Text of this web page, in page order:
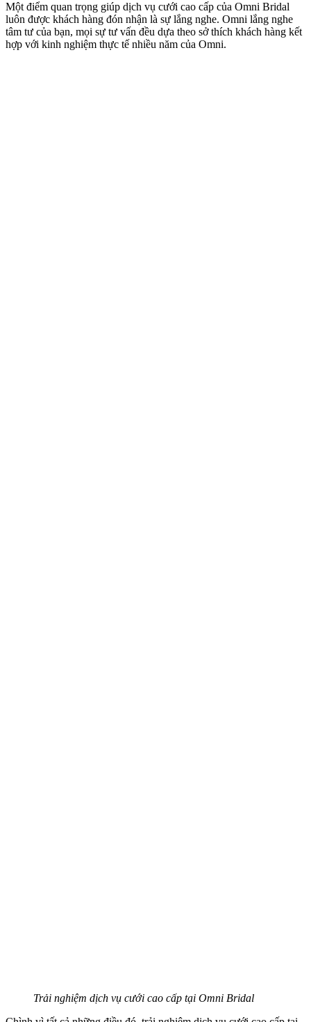
Một điểm quan trọng giúp dịch vụ cưới cao cấp của Omni Bridal
luôn được khách hàng đón nhận là sự lắng nghe. Omni lắng nghe
tâm tư của bạn, mọi sự tư vấn đều dựa theo sở thích khách hàng kết
hợp với kinh nghiệm thực tế nhiều năm của Omni.
Trải nghiệm dịch vụ cưới cao cấp tại Omni Bridal